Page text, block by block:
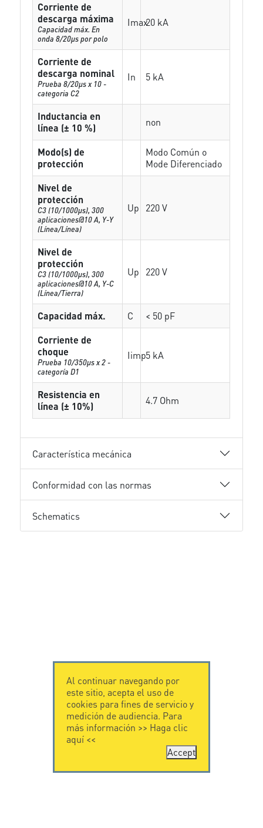
Corriente de
descarga máxima
Capacidad máx. En
onda 8/20µs por polo
Imax20 kA
Corriente de
descarga nominal
Prueba 8/20µs x 10 -
categoria C2
In 5 kA
Inductancia en
línea (± 10 %)
non
Modo(s) de
protección
Modo Común o
Mode Diferenciado
Nivel de
protección
C3 (10/1000μs), 300
aplicaciones@10 A, Y-Y
(Línea/Línea)
Up 220 V
Nivel de
protección
C3 (10/1000μs), 300
aplicaciones@10 A, Y-C
(Línea/Tierra)
Up 220 V
Capacidad máx. C
< 50 pF
Corriente de
choque
Prueba 10/350µs x 2 -
categoría D1
Iimp5 kA
Resistencia en
línea (± 10%)
4.7 Ohm
Característica mecánica
Conformidad con las normas
Schematics
Al continuar navegando por
este sitio, acepta el uso de
cookies para fines de servicio y
medición de audiencia. Para
más información >> Haga clic
aquí<<
Accept